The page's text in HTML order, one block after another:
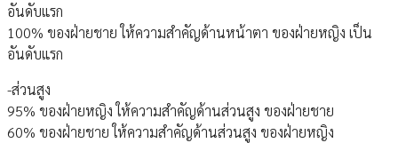
อันดับแรก
100% ของฝ่ายชาย ให้ความสำคัญด้านหน้าตา ของฝ่ายหญิง เป็น
อันดับแรก
-ส่วนสูง
95% ของฝ่ายหญิง ให้ความสำคัญด้านส่วนสูง ของฝ่ายชาย
60% ของฝ่ายชาย ให้ความสำคัญด้านส่วนสูง ของฝ่ายหญิง